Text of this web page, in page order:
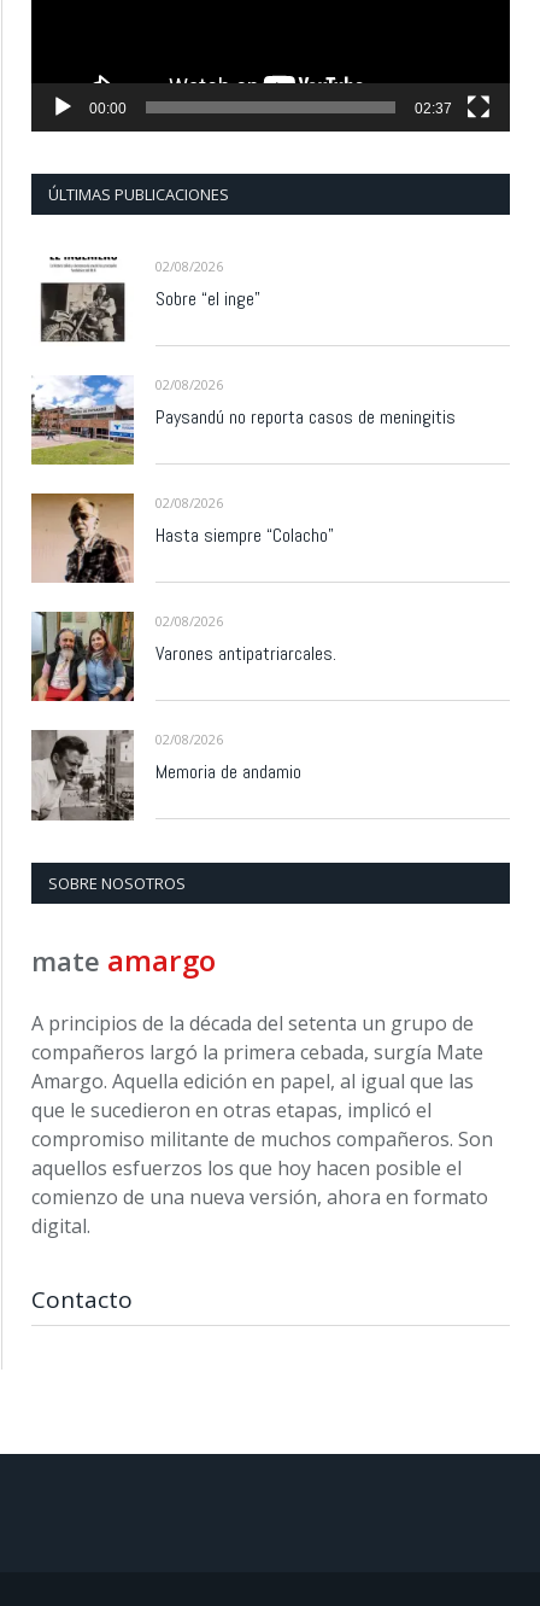
00:00 02:37
ÚLTIMAS PUBLICACIONES
02/08/2026
Sobre “el inge”
02/08/2026
Paysandú no reporta casos de meningitis
02/08/2026
Hasta siempre “Colacho”
02/08/2026
Varones antipatriarcales.
02/08/2026
Memoria de andamio
SOBRE NOSOTROS
mate amargo
A principios de la década del setenta un grupo de
compañeros largó la primera cebada, surgía Mate
Amargo. Aquella edición en papel, al igual que las
que le sucedieron en otras etapas, implicó el
compromiso militante de muchos compañeros. Son
aquellos esfuerzos los que hoy hacen posible el
comienzo de una nueva versión, ahora en formato
digital.
Contacto